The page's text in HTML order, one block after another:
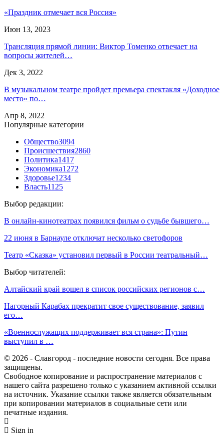
«Праздник отмечает вся Россия»
Июн 13, 2023
Трансляция прямой линии: Виктор Томенко отвечает на
вопросы жителей…
Дек 3, 2022
В музыкальном театре пройдет премьера спектакля «Доходное
место» по…
Апр 8, 2022
Популярные категории
Общество3094
Происшествия2860
Политика1417
Экономика1272
Здоровье1234
Власть1125
Выбор редакции:
В онлайн-кинотеатрах появился фильм о судьбе бывшего…
22 июня в Барнауле отключат несколько светофоров
Театр «Сказка» установил первый в России театральный…
Выбор читателей:
Алтайский край вошел в список российских регионов с…
Нагорный Карабах прекратит свое существование, заявил
его…
«Военнослужащих поддерживает вся страна»: Путин
выступил в …
© 2026 - Славгород - последние новости сегодня. Все права
защищены.
Свободное копирование и распространение материалов с
нашего сайта разрешено только с указанием активной ссылки
на источник. Указание ссылки также является обязательным
при копировании материалов в социальные сети или
печатные издания.
Sign in